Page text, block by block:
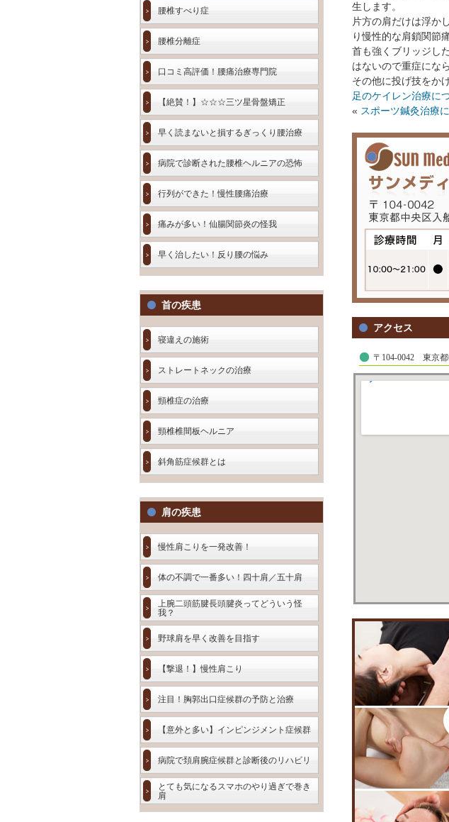
腰椎すべり症
腰椎分離症
口コミ高評価！腰痛治療専門院
【絶賛！】☆☆☆三ツ星骨盤矯正
早く読まないと損するぎっくり腰治療
病院で診断された腰椎ヘルニアの恐怖
行列ができた！慢性腰痛治療
痛みが多い！仙腸関節炎の怪我
早く治したい！反り腰の悩み
首の疾患
寝違えの施術
ストレートネックの治療
頸椎症の治療
頸椎椎間板ヘルニア
斜角筋症候群とは
肩の疾患
慢性肩こりを一発改善！
体の不調で一番多い！四十肩／五十肩
上腕二頭筋腱長頭腱炎ってどういう怪
我？
野球肩を早く改善を目指す
【撃退！】慢性肩こり
注目！胸郭出口症候群の予防と治療
【意外と多い】インピンジメント症候群
病院で頚肩腕症候群と診断後のリハビリ
とても気になるスマホのやり過ぎで巻き
肩
生します。
片方の肩だけは浮か
り慢性的な肩鎖関節
首も強くブリッジし
はないので重症にな
その他に投げ技をか
足のケイレン治療
« スポーツ鍼灸治療
アクセス
〒104-0042 東京都